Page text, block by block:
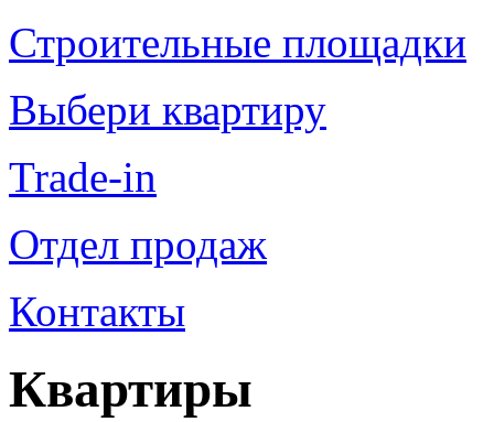
Строительные площадки
Выбери квартиру
Trade-in
Отдел продаж
Контакты
Квартиры